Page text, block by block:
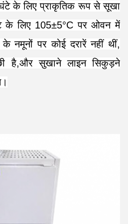
के लिए प्राकृतिक रूप से सूखा
के लिए 105±5°C पर ओवन में
नमूनों पर कोई दरारें नहीं थीं,
है,और सुखाने लाइन सिकुड़ने